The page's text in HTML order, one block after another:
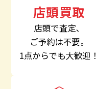
店頭買取
店頭で査定、
ご予約は不要。
1点からでも大歓迎！